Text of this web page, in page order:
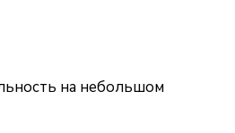
на небольшом